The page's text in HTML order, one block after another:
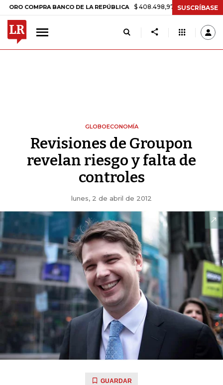
BANCO DE LA REPÚBLICA $ 408.498,97 +$ 8.753,81 +2,19%
SUSCRÍBASE
GLOBOECONOMÍA
Revisiones de Groupon
revelan riesgo y falta de
controles
lunes, 2 de abril de 2012
GUARDAR